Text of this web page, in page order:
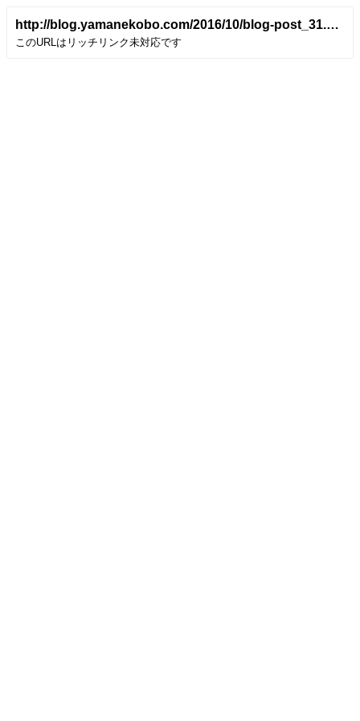
http://blog.yamanekobo.com/2016/10/blog-post_31.html
このURLはリッチリンク未対応です